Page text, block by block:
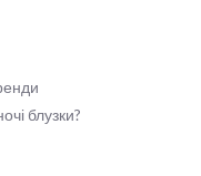
блузки?